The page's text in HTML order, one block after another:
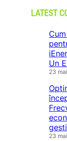
LATEST
Un
23
23